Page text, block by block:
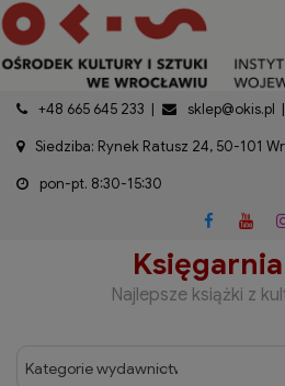
treści
Skip
to
content
+48 665 645 233
sklep@okis.pl
Siedziba: Rynek Ratusz 24, 50-101
pon-pt. 8:30-15:30
Najlepsze książki z